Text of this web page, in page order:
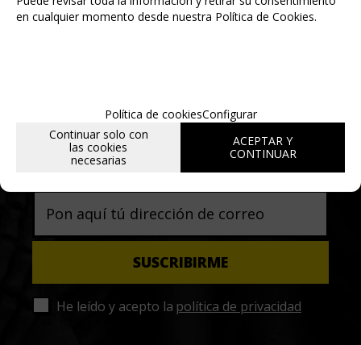
Date de alta para estar al día de las
novedades a través de nuestro boletín
He leído y acepto la política de privacidad
en cualquier momento desde nuestra Política de Cookies.
Política de cookiesConfigurar
Continuar solo con
las cookies
necesarias
ACEPTAR Y
CONTINUAR